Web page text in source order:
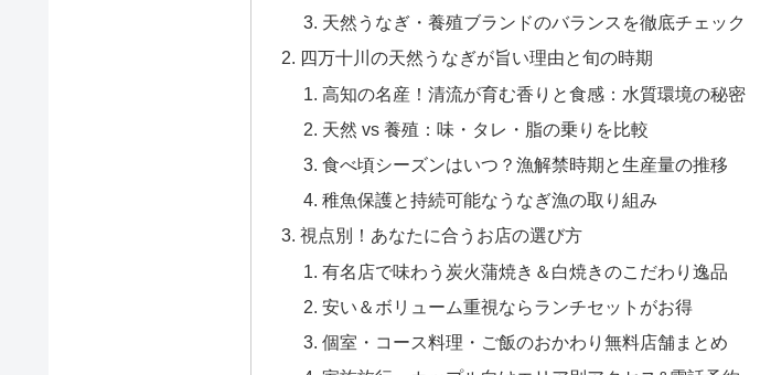
天然うなぎ・養殖ブランドのバランスを徹底チェック
四万十川の天然うなぎが旨い理由と旬の時期
高知の名産！清流が育む香りと食感：水質環境の秘密
天然 vs 養殖：味・タレ・脂の乗りを比較
食べ頃シーズンはいつ？漁解禁時期と生産量の推移
稚魚保護と持続可能なうなぎ漁の取り組み
視点別！あなたに合うお店の選び方
有名店で味わう炭火蒲焼き＆白焼きのこだわり逸品
安い＆ボリューム重視ならランチセットがお得
個室・コース料理・ご飯のおかわり無料店舗まとめ